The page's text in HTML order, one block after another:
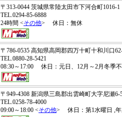
〒313-0044 茨城県常陸太田市下河合町
TEL.0294-85-6888
24時間 <その他> 休日：無休
〒786-0535 高知県高岡郡四万十町十和川口
TEL.0880-28-5421
08:30～17:00 休日：元日、12月～2月冬季
〒949-4308 新潟県三島郡出雲崎町大字尼瀬
TEL.0258-78-4000
09:00～18:00 <その他> 休日：第1水曜日 ,年